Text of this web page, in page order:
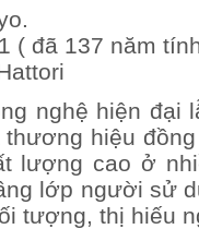
( đã 137 năm
nghệ hiện đại
hiệu
lượng cao ở
lớp người sử
tượng, thị hiếu